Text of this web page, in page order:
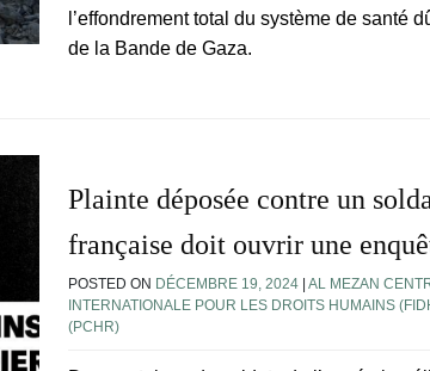
l’effondrement total du système de santé
de la Bande de Gaza.
Plainte déposée contre un
française doit ouvrir une
POSTED ON DÉCEMBRE 19, 2024 AL MEZAN
INTERNATIONALE POUR LES DROITS HUMAINS
(PCHR)